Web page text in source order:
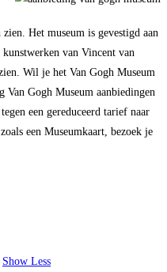
Het museum is gevestigd aan
van Vincent van
Wil je het Van Gogh Museum
Gogh Museum aanbiedingen
een gereduceerd tarief naar
een Museumkaart, bezoek je
Show Less